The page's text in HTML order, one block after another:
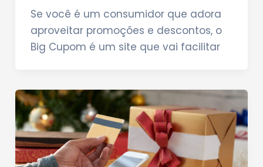
Se você é um consumidor que adora
aproveitar promoções e descontos, o
Big Cupom é um site que vai facilitar